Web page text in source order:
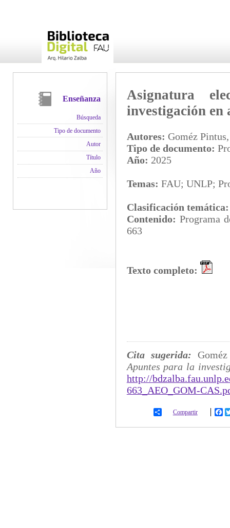
Enseñanza
Búsqueda
Tipo de documento
Autor
Título
Año
Asignatura
investigación
Autores: Goméz
Tipo de documento:
Año: 2025
Temas: FAU; UNLP;
Clasificación
Contenido: Programa
663
Texto completo:
Cita sugerida:
Apuntes para la
http://
663_AEO_GOM-
Compartir